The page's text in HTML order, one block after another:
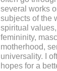
several works
subjects of the
spiritual
femininity,
motherhood,
universality. I
hopes for a